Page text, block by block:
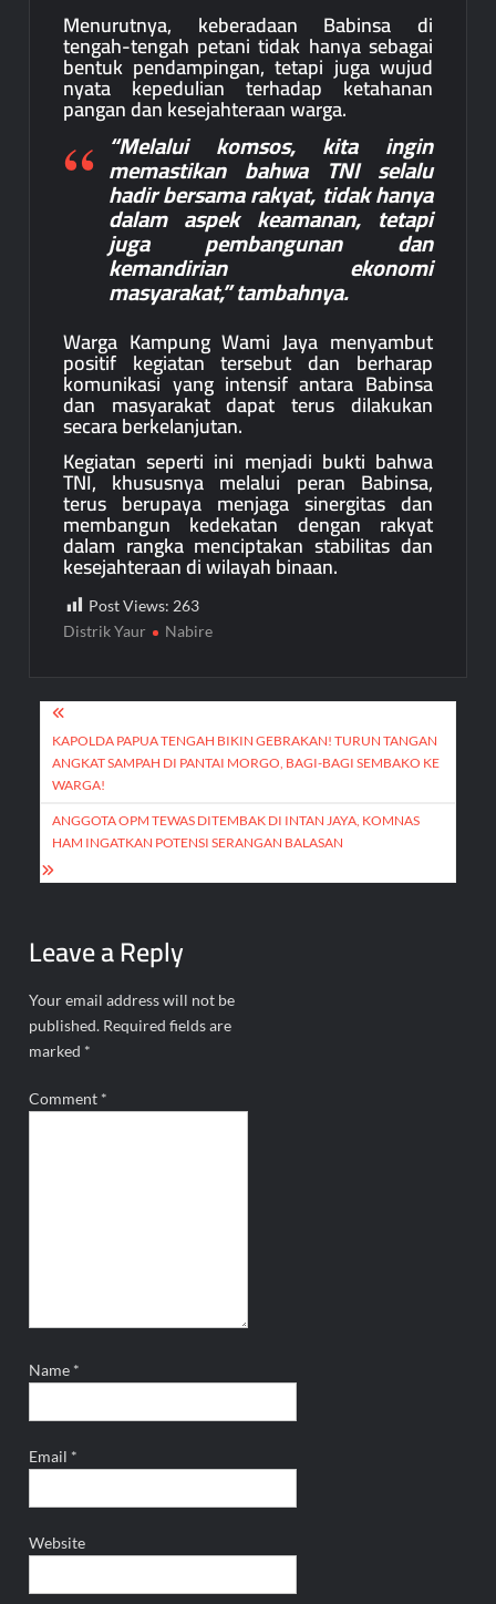
Menurutnya, keberadaan Babinsa di
tengah-tengah petani tidak hanya sebagai
bentuk pendampingan, tetapi juga wujud
nyata kepedulian terhadap ketahanan
pangan dan kesejahteraan warga.
“Melalui komsos, kita ingin
memastikan bahwa TNI selalu
hadir bersama rakyat, tidak hanya
dalam aspek keamanan, tetapi
juga pembangunan dan
kemandirian ekonomi
masyarakat,” tambahnya.
Warga Kampung Wami Jaya menyambut
positif kegiatan tersebut dan berharap
komunikasi yang intensif antara Babinsa
dan masyarakat dapat terus dilakukan
secara berkelanjutan.
Kegiatan seperti ini menjadi bukti bahwa
TNI, khususnya melalui peran Babinsa,
terus berupaya menjaga sinergitas dan
membangun kedekatan dengan rakyat
dalam rangka menciptakan stabilitas dan
kesejahteraan di wilayah binaan.
Post Views: 263
Distrik Yaur
Nabire
Post
navigation
KAPOLDA PAPUA TENGAH BIKIN GEBRAKAN! TURUN TANGAN
ANGKAT SAMPAH DI PANTAI MORGO, BAGI-BAGI SEMBAKO KE
WARGA!
ANGGOTA OPM TEWAS DITEMBAK DI INTAN JAYA, KOMNAS
HAM INGATKAN POTENSI SERANGAN BALASAN
Leave a Reply
Your email address will not be
published. Required fields are
marked *
Comment *
Name *
Email *
Website